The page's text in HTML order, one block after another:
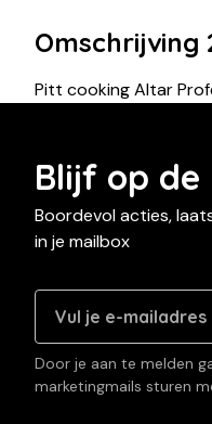
Omschrijving
Pitt cooking Altar
Blijf op de
Boordevol acties,
in je mailbox
Door je aan te melden
marketingmails sturen